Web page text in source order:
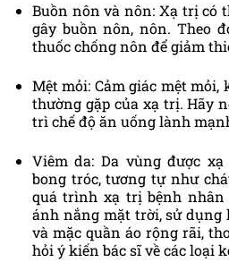
Buồn nôn và nôn: Xạ trị có
gây buồn nôn, nôn. Theo
thuốc chống nôn để giảm
Mệt mỏi: Cảm giác mệt mỏi,
thường gặp của xạ trị. Hãy
trì chế độ ăn uống lành
Viêm da: Da vùng được
bong tróc, tương tự như
quá trình xạ trị bệnh
ánh nắng mặt trời, sử dụng
và mặc quần áo rộng rãi,
hỏi ý kiến bác sĩ về các loại